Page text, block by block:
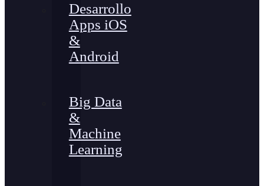
Desarrollo
Apps iOS
&
Android
Big Data
&
Machine
Learning